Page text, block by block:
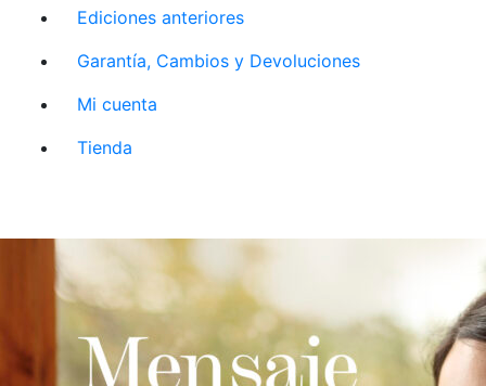
Ediciones anteriores
Garantía, Cambios y Devoluciones
Mi cuenta
Tienda